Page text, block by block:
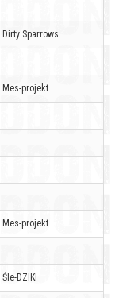
Dirty Sparrows
Mes-projekt
Mes-projekt
Śle-DZIKI